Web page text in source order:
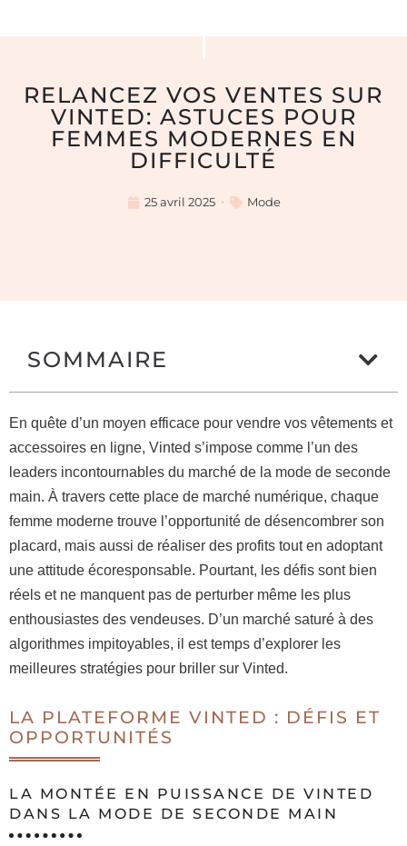
RELANCEZ VOS VENTES SUR
VINTED: ASTUCES POUR
FEMMES MODERNES EN
DIFFICULTÉ
25 avril 2025 Mode
SOMMAIRE
En quête d’un moyen efficace pour vendre vos vêtements et
accessoires en ligne, Vinted s’impose comme l’un des
leaders incontournables du marché de la mode de seconde
main. À travers cette place de marché numérique, chaque
femme moderne trouve l’opportunité de désencombrer son
placard, mais aussi de réaliser des profits tout en adoptant
une attitude écoresponsable. Pourtant, les défis sont bien
réels et ne manquent pas de perturber même les plus
enthousiastes des vendeuses. D’un marché saturé à des
algorithmes impitoyables, il est temps d’explorer les
meilleures stratégies pour briller sur Vinted.
LA PLATEFORME VINTED : DÉFIS ET
OPPORTUNITÉS
LA MONTÉE EN PUISSANCE DE VINTED
DANS LA MODE DE SECONDE MAIN